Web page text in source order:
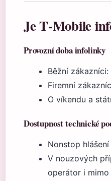
Je T‑Mobile
Provozní doba infolinky
Běžní zákazníci:
Firemní
O víkendu a
Dostupnost technické
Nonstop
V nouzových
operátor i